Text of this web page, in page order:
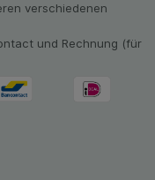
verschiedenen
und Rechnung (für